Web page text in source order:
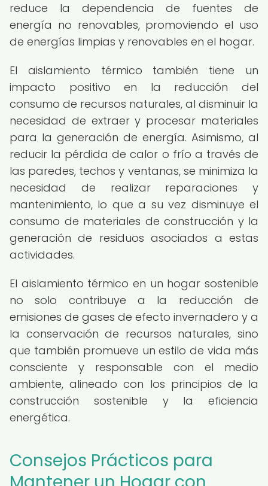
reduce la dependencia de fuentes de
energía no renovables, promoviendo el uso
de energías limpias y renovables en el hogar.
El aislamiento térmico también tiene un
impacto positivo en la reducción del
consumo de recursos naturales, al disminuir la
necesidad de extraer y procesar materiales
para la generación de energía. Asimismo, al
reducir la pérdida de calor o frío a través de
las paredes, techos y ventanas, se minimiza la
necesidad de realizar reparaciones y
mantenimiento, lo que a su vez disminuye el
consumo de materiales de construcción y la
generación de residuos asociados a estas
actividades.
El aislamiento térmico en un hogar sostenible
no solo contribuye a la reducción de
emisiones de gases de efecto invernadero y a
la conservación de recursos naturales, sino
que también promueve un estilo de vida más
consciente y responsable con el medio
ambiente, alineado con los principios de la
construcción sostenible y la eficiencia
energética.
Consejos Prácticos para